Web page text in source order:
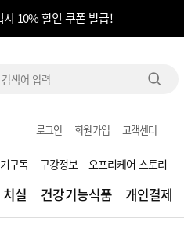
10% 할인 쿠폰 발급!
로그인 회원가입 고객센터
치실 건강기능식품 개인결제
구독 구강정보 오프리케어 스토리